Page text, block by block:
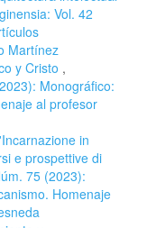
Vol. 42
Martínez
y Cristo ,
Monográfico:
al profesor
in
e prospettive di
75 (2023):
Homenaje